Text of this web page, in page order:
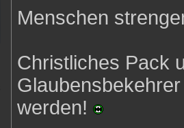
Menschen
Christliches Pack
werden!